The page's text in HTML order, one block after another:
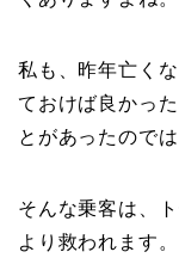
私も、昨年亡く
ておけば良かっ
とがあったので
そんな乗客は、
より救われます。